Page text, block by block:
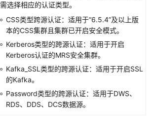
需选择相应的认证类型。
CSS类型跨源认证：适用于“6.5.4”及以上版
本的CSS集群且集群已开启安全模式。
Kerberos类型的跨源认证：适用于开启
Kerberos认证的MRS安全集群。
Kafka_SSL类型的跨源认证：适用于开启SSL
的Kafka。
Password类型的跨源认证：适用于DWS、
RDS、DDS、DCS数据源。